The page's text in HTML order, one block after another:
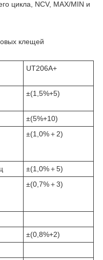
цикла, NCV, MAX/MIN и
клещей
UT206А+
±(1,5%+5)
±(5%+10)
±(1,0%＋2)
±(1,0%＋5)
±(0,7%＋3)
±(0,8%+2)